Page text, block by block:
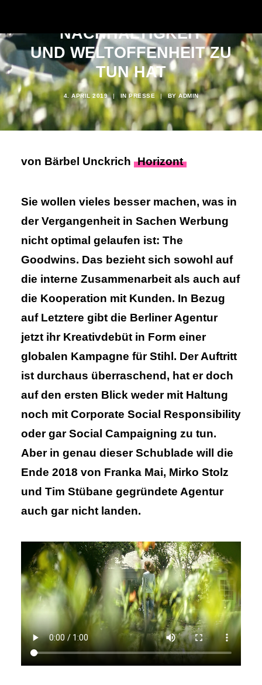
NACHHALTIGKEIT
UND WELTOFFENHEIT ZU
TUN HAT
4. APRIL 2019 | IN PRESSE | BY ADMIN
von Bärbel Unckrich Horizont
Sie wollen vieles besser machen, was in
der Vergangen­heit in Sachen Werbung
nicht optimal gelaufen ist: The
Goodwins. Das bezieht sich sowohl auf
die interne Zusammen­arbeit als auch auf
die Kooperation mit Kunden. In Bezug
auf Letztere gibt die Berliner Agentur
jetzt ihr Kreativ­debüt in Form einer
globalen Kampagne für Stihl. Der Auftritt
ist durchaus über­­rasch­end, hat er doch
auf den ersten Blick weder mit Haltung
noch mit Corporate Social Respon­sibility
oder gar Social Campaigning zu tun.
Aber in genau dieser Schub­lade will die
Ende 2018 von Franka Mai, Mirko Stolz
und Tim Stübane gegründete Agentur
auch gar nicht landen.